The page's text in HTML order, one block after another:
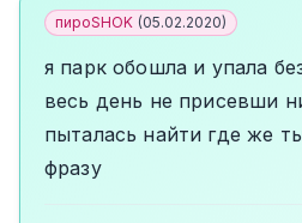
пироSHOK (05.02.2020)
я парк обошла и упала
весь день не присевши
пыталась найти где же
фразу